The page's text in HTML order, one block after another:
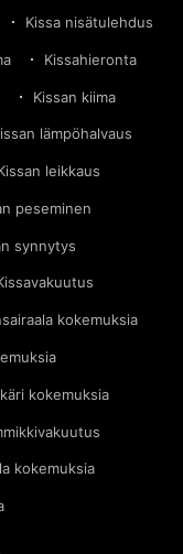
Kissa nisätulehdus
Kissahieronta
Kissan kiima
lämpöhalvaus
leikkaus
peseminen
synnytys
kokemuksia
kokemuksia
kokemuksia